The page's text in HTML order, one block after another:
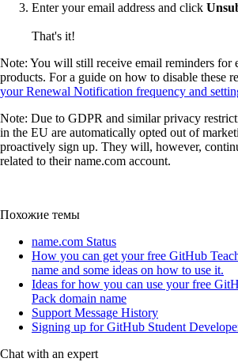
Enter youremail address and click
That's it!
Note: You will still receive email reminders for
products. For a guide on how to disable these
your Renewal Notification frequency and
Note: Due to GDPR and similar privacy
in the EU are automatically opted out of
proactively sign up. They will, however,
related to their name.com account.
Похожие темы
name.com Status
How you can get your free GitHub
name and some ideas on how to use it.
Ideas for how you can use your free
Pack domain name
Support Message History
Signing up for GitHub Student
Chat with an expert